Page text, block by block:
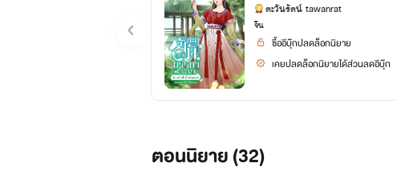
ตะวันรัตน์ tawanrat
จีน
ซื้ออีบุ๊กปลดล็อกนิยาย
เคยปลดล็อกนิยายได้ส่วนลดอีบุ๊ก
ตอนนิยาย (32)